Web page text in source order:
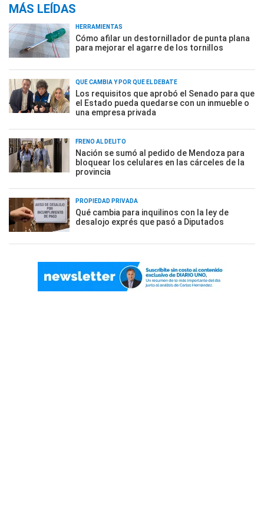
MÁS LEÍDAS
HERRAMIENTAS
Cómo afilar un destornillador de punta plana
para mejorar el agarre de los tornillos
QUÉ CAMBIA Y POR QUÉ EL DEBATE
Los requisitos que aprobó el Senado para que
el Estado pueda quedarse con un inmueble o
una empresa privada
FRENO AL DELITO
Nación se sumó al pedido de Mendoza para
bloquear los celulares en las cárceles de la
provincia
PROPIEDAD PRIVADA
Qué cambia para inquilinos con la ley de
desalojo exprés que pasó a Diputados